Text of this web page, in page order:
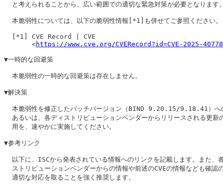
と考えられることから、広い範囲での適切な緊急対策が必要となります
  本脆弱性については、以下の脆弱性情報[*1]も併せてご参照ください。
  [*1] CVE Record | CVE
       <
https://www.cve.org/CVERecord?id=CVE-2025-40778
▼一時的な回避策
  本脆弱性の一時的な回避策は存在しません。
▼解決策
本脆弱性を修正したパッチバージョン（BIND 9.20.15/9.18.41）へ
あるいは、各ディストリビューションベンダーからリリースされる更新
  用を、速やかに実施してください。
▼参考リンク
以下に、ISCから発表されている情報へのリンクを記載します。また、
ストリビューションベンダーからの情報や前述のCVEの情報なども確認
  適切な対応を取ることを強く推奨します。